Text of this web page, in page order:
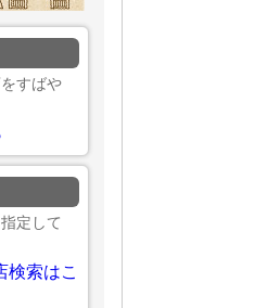
すばや
定して
検索はこ